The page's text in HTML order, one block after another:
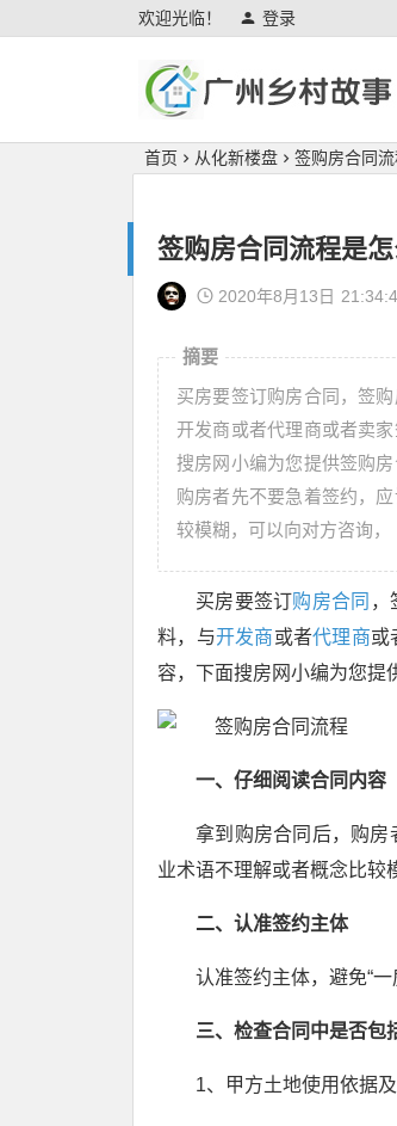
欢迎光临！ 登录
广州乡村故事
首页 从化新楼盘 签购房合同
签购房合同流程是
2020年8月13日
摘要
买房要签订购房合同，签
开发商或者代理商或者卖
搜房网小编为您提供签购
购房者先不要急着签约，
较模糊，可以向对方咨询，
买房要签订购房合同 ，
料，与开发商或者代理商或
容，下面搜房网小编为您提
一、仔细阅读合同内容
拿到购房合同后，购房
业术语不理解或者概念比较
二、认准签约主体
认准签约主体，避免“
三、检查合同中是否包
1、甲方土地使用依据及